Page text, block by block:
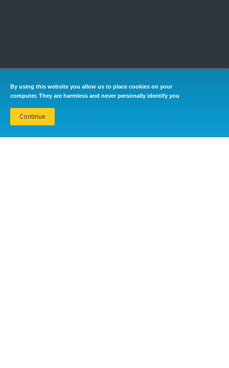
By using this website you allow us to place cookies on your
computer. They are harmless and never personally identify you
Continue